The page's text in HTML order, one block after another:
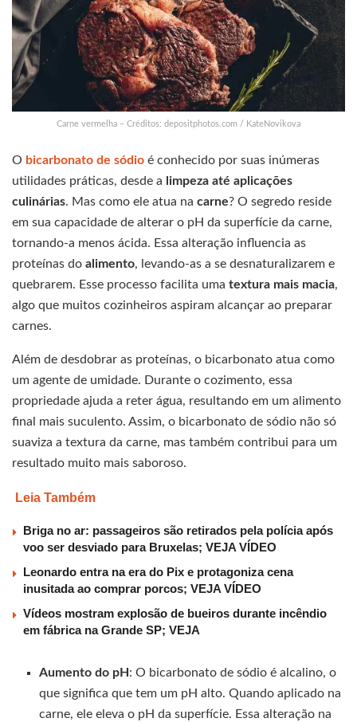
Carne vermelha – Créditos: depositphotos.com / KateNovikova
O bicarbonato de sódio é conhecido por suas inúmeras
utilidades práticas, desde a
limpeza até aplicações
culinárias. Mas como ele atua na carne? O segredo reside
em sua capacidade de alterar o pH da superfície da carne,
tornando-a menos ácida. Essa alteração influencia as
proteínas do alimento, levando-as a se desnaturalizarem e
quebrarem. Esse processo facilita uma textura mais macia,
algo que muitos cozinheiros aspiram alcançar ao preparar
carnes.
Além de desdobrar as proteínas, o bicarbonato atua como
um agente de umidade. Durante o cozimento, essa
propriedade ajuda a reter água, resultando em um alimento
final mais suculento. Assim, o bicarbonato de sódio não só
suaviza a textura da carne, mas também contribui para um
resultado muito mais saboroso.
Leia Também
Briga no ar: passageiros são retirados pela polícia após
voo ser desviado para Bruxelas; VEJA VÍDEO
Leonardo entra na era do Pix e protagoniza cena
inusitada ao comprar porcos; VEJA VÍDEO
Vídeos mostram explosão de bueiros durante incêndio
em fábrica na Grande SP; VEJA
Aumento do pH : O bicarbonato de sódio é alcalino, o
que significa que tem um pH alto. Quando aplicado na
carne, ele eleva o pH da superfície. Essa alteração na